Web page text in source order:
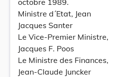
octobre 1989.
Ministre d´Etat, Jean
Jacques Santer
Le Vice-Premier Ministre,
Jacques F. Poos
Le Ministre des Finances,
Jean-Claude Juncker